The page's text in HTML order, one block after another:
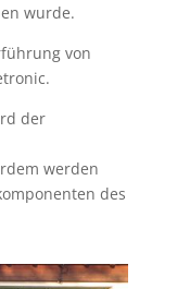
wurde.
von
der
werden
des